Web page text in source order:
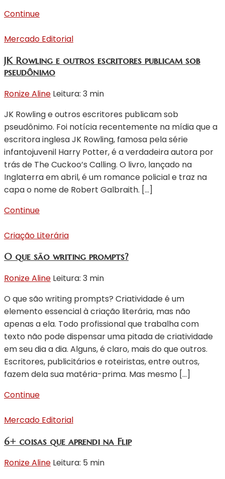
Continue
Mercado Editorial
JK Rowling e outros escritores publicam sob
pseudônimo
Ronize Aline Leitura: 3 min
JK Rowling e outros escritores publicam sob
pseudônimo. Foi notícia recentemente na mídia que a
escritora inglesa JK Rowling, famosa pela série
infantojuvenil Harry Potter, é a verdadeira autora por
trás de The Cuckoo’s Calling. O livro, lançado na
Inglaterra em abril, é um romance policial e traz na
capa o nome de Robert Galbraith. […]
Continue
Criação Literária
O que são writing prompts?
Ronize Aline Leitura: 3 min
O que são writing prompts? Criatividade é um
elemento essencial à criação literária, mas não
apenas a ela. Todo profissional que trabalha com
texto não pode dispensar uma pitada de criatividade
em seu dia a dia. Alguns, é claro, mais do que outros.
Escritores, publicitários e roteiristas, entre outros,
fazem dela sua matéria-prima. Mas mesmo […]
Continue
Mercado Editorial
6+ coisas que aprendi na Flip
Ronize Aline Leitura: 5 min